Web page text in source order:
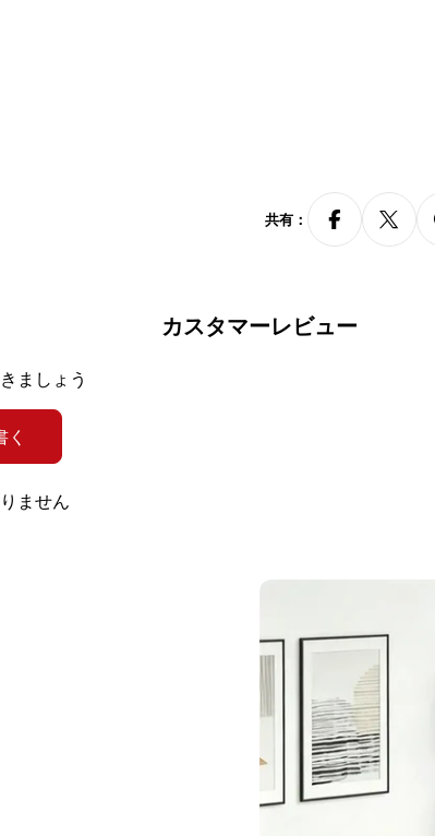
引き出しに
物の用途に
業務が
共有：
カスタマーレビュー
ましょう
ません